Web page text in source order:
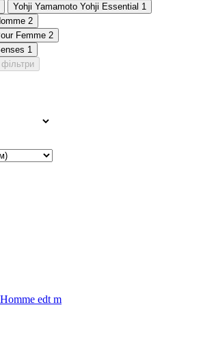
Yohji Yamamoto Yohji Essential 1
2
Femme 2
1
фільтри
edt m